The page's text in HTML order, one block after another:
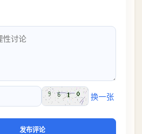
换一张
发布评论